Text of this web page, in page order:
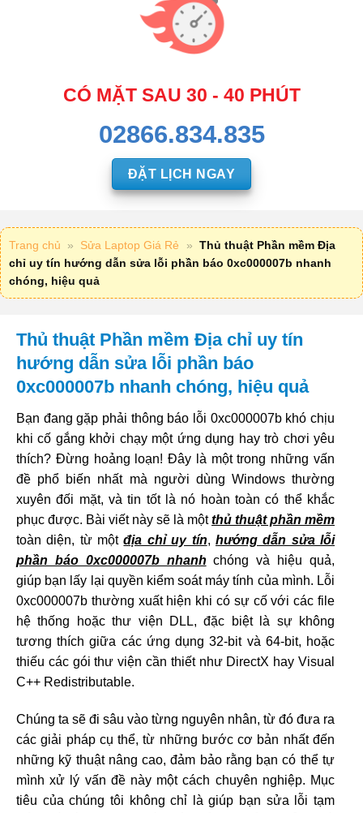
CÓ MẶT SAU 30 - 40 PHÚT
02866.834.835
ĐẶT LỊCH NGAY
Trang chủ » Sửa Laptop Giá Rẻ » Thủ thuật Phần mềm Địa
chỉ uy tín hướng dẫn sửa lỗi phần báo 0xc000007b nhanh
chóng, hiệu quả
Thủ thuật Phần mềm Địa chỉ uy tín
hướng dẫn sửa lỗi phần báo
0xc000007b nhanh chóng, hiệu quả
Bạn đang gặp phải thông báo lỗi 0xc000007b khó chịu
khi cố gắng khởi chạy một ứng dụng hay trò chơi yêu
thích? Đừng hoảng loạn! Đây là một trong những vấn
đề phổ biến nhất mà người dùng Windows thường
xuyên đối mặt, và tin tốt là nó hoàn toàn có thể khắc
phục được. Bài viết này sẽ là mộtthủ thuật phần mềm
toàn diện, từ mộtđịa chỉ uy tín, hướng dẫn sửa lỗi
phần báo 0xc000007b nhanh chóng và hiệu quả,
giúp bạn lấy lại quyền kiểm soát máy tính của mình. Lỗi
0xc000007b thường xuất hiện khi có sự cố với các file
hệ thống hoặc thư viện DLL, đặc biệt là sự không
tương thích giữa các ứng dụng 32-bit và 64-bit, hoặc
thiếu các gói thư viện cần thiết như DirectX hay Visual
C++ Redistributable.
Chúng ta sẽ đi sâu vào từng nguyên nhân, từ đó đưa ra
các giải pháp cụ thể, từ những bước cơ bản nhất đến
những kỹ thuật nâng cao, đảm bảo rằng bạn có thể tự
mình xử lý vấn đề này một cách chuyên nghiệp. Mục
tiêu của chúng tôi không chỉ là giúp bạn sửa lỗi tạm